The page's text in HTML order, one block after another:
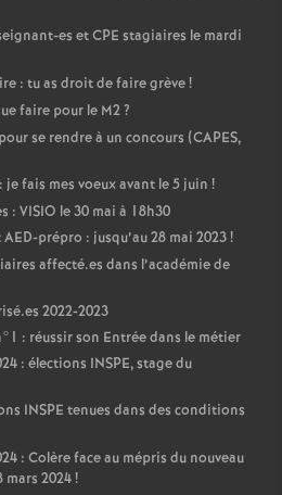
es etCPE stagiaires le mardi
: tu as droit de faire grève!
faire pour le M2?
se rendre à un concours (CAPES,
fais mes voeux avant le 5 juin !
: VISIO le 30 mai à 18h30
AED-prépro : jusqu’au 28 mai 2023!
affecté.es dans l’académie de
2022-2023
: réussir son Entrée dans le métier
: élections INSPE, stage du
INSPE tenues dans des conditions
: Colère face au mépris du nouveau
mars 2024!